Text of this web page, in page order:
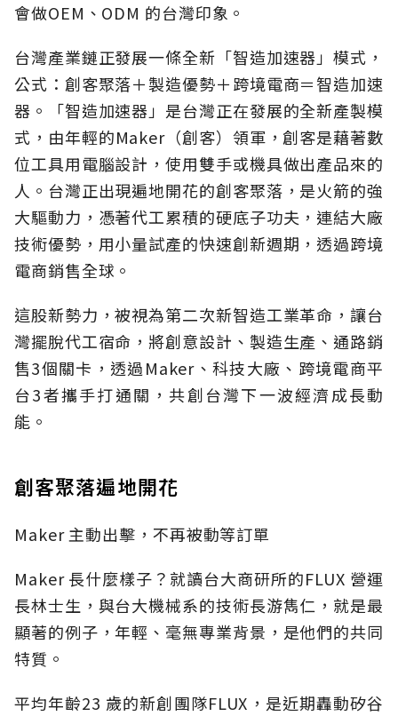
會做OEM、ODM 的台灣印象。
台灣產業鏈正發展一條全新「智造加速器」模式，
公式：創客聚落＋製造優勢＋跨境電商＝智造加速
器。「智造加速器」是台灣正在發展的全新產製模
式，由年輕的Maker（創客）領軍，創客是藉著數
位工具用電腦設計，使用雙手或機具做出產品來的
人。台灣正出現遍地開花的創客聚落，是火箭的強
大驅動力，憑著代工累積的硬底子功夫，連結大廠
技術優勢，用小量試產的快速創新週期，透過跨境
電商銷售全球。
這股新勢力，被視為第二次新智造工業革命，讓台
灣擺脫代工宿命，將創意設計、製造生產、通路銷
售3個關卡，透過Maker、科技大廠、跨境電商平
台3者攜手打通關，共創台灣下一波經濟成長動
能。
創客聚落遍地開花
Maker 主動出擊，不再被動等訂單
Maker 長什麼樣子？就讀台大商研所的FLUX 營運
長林士生，與台大機械系的技術長游雋仁，就是最
顯著的例子，年輕、毫無專業背景，是他們的共同
特質。
平均年齡23 歲的新創團隊FLUX，是近期轟動矽谷